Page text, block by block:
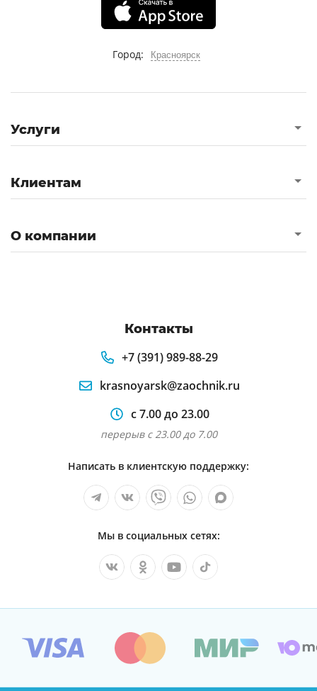
Город: Красноярск
Услуги
Клиентам
О компании
Контакты
+7 (391) 989-88-29
krasnoyarsk@zaochnik.ru
с 7.00 до 23.00
перерыв с 23.00 до 7.00
Написать в клиентскую поддержку:
Мы в социальных сетях: